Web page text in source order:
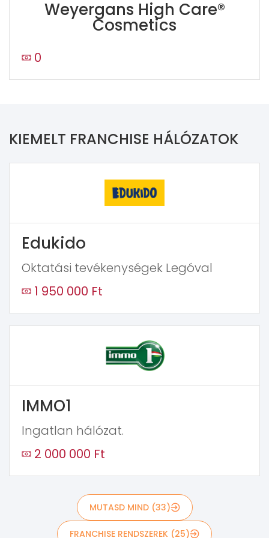
Weyergans High Care®
Cosmetics
0
KIEMELT FRANCHISE HÁLÓZATOK
Edukido
Oktatási tevékenységek Legóval
1 950 000 Ft
IMMO1
Ingatlan hálózat.
2 000 000 Ft
MUTASD MIND (33)
FRANCHISE RENDSZEREK (25)